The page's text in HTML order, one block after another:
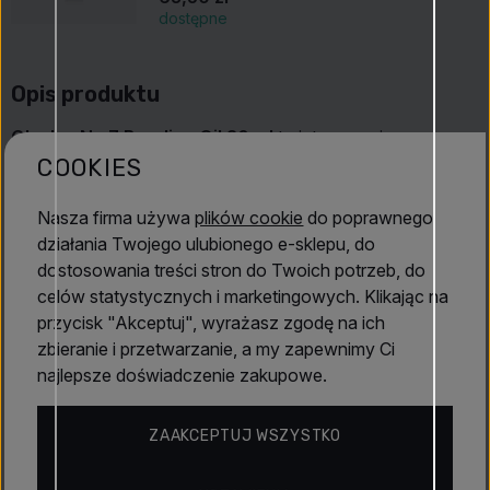
Opis produktu
Olaplex No.7 Bonding Oil 30 mlto intensywnie
odżywczy i regenerujący olejek do stylizacji, który łączy
technologiiOlaplex Bond Buildingwzmacnia strukturę
włosów od wewnątrz, odbudowuje uszkodzone mostki
dwusiarczkowe i sprawia, że włosy są miękkie, gładkie
oraz promiennie lśniące. Ten lekki olejek dodatkowo chroni
włosy przed uszkodzeniami termicznymi aż do 230 °C,
dzięki czemu doskonale sprawdza się w codziennej
pielęgnacji i stylizacji.
dostępne
COOKIES
Nasza firma używaplików cookie do poprawnego
działania Twojego ulubionego e-sklepu, do
dostosowania treści stron do Twoich potrzeb, do
celów statystycznych i marketingowych. Klikając na
przycisk "Akceptuj", wyrażasz zgodę na ich
zbieranie i przetwarzanie, a my zapewnimy Ci
najlepsze doświadczenie zakupowe.
ZAAKCEPTUJ WSZYSTKO